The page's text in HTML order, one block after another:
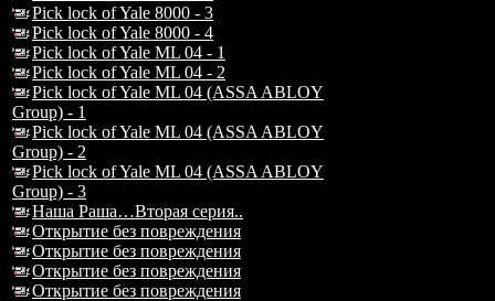
Pick lock of Yale 8000 - 3
Pick lock of Yale 8000 - 4
Pick lock of Yale ML 04 - 1
Pick lock of Yale ML 04 - 2
Pick lock of Yale ML 04 (ASSA ABLOY
Group) - 1
Pick lock of Yale ML 04 (ASSA ABLOY
Group) - 2
Pick lock of Yale ML 04 (ASSA ABLOY
Group) - 3
Наша Раша…Вторая серия..
Открытие без повреждения
Открытие без повреждения
Открытие без повреждения
Открытие без повреждения